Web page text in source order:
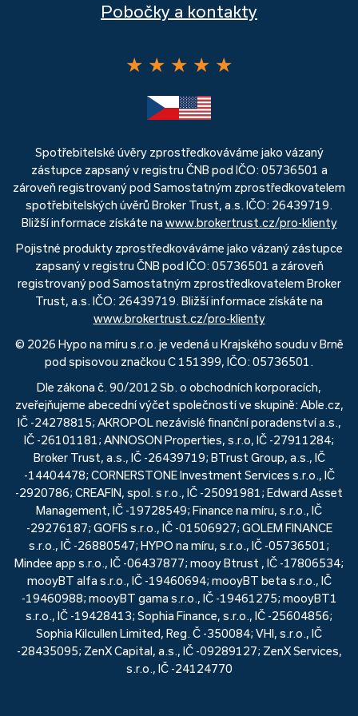
Pobočky a kontakty
★ ★ ★ ★ ★
Spotřebitelské úvěry zprostředkováváme jako vázaný
zástupce zapsaný v registru ČNB pod IČO: 05736501 a
zároveň registrovaný pod Samostatným zprostředkovatelem
spotřebitelských úvěrů Broker Trust, a.s. IČO: 26439719.
Bližší informace získáte na www.brokertrust.cz/pro-klienty
Pojistné produkty zprostředkováváme jako vázaný zástupce
zapsaný v registru ČNB pod IČO: 05736501 a zároveň
registrovaný pod Samostatným zprostředkovatelem Broker
Trust, a.s. IČO: 26439719. Bližší informace získáte na
www.brokertrust.cz/pro-klienty
© 2026 Hypo na míru s.r.o. je vedená u Krajského soudu v Brně
pod spisovou značkou C 151399, IČO: 05736501.
Dle zákona č. 90/2012 Sb. o obchodních korporacích,
zveřejňujeme abecední výčet společností ve skupině: Able.cz,
IČ -24278815; AKROPOL nezávislé finanční poradenství a.s.,
IČ -26101181; ANNOSON Properties, s.r.o, IČ -27911284;
Broker Trust, a.s., IČ -26439719; BTrust Group, a.s., IČ
-14404478; CORNERSTONE Investment Services s.r.o., IČ
-2920786; CREAFIN, spol. s r.o., IČ -25091981; Edward Asset
Management, IČ -19728549; Finance na míru, s.r.o., IČ
-29276187; GOFIS s.r.o., IČ -01506927; GOLEM FINANCE
s.r.o., IČ -26880547; HYPO na míru, s.r.o., IČ -05736501;
Mindee app s.r.o., IČ -06437877; mooy Btrust , IČ -17806534;
mooyBT alfa s.r.o., IČ -19460694; mooyBT beta s.r.o., IČ
-19460988; mooyBT gama s.r.o., IČ -19461275; mooyBT1
s.r.o., IČ -19428413; Sophia Finance, s.r.o., IČ -25604856;
Sophia Kilcullen Limited, Reg. Č -350084; VHI, s.r.o., IČ
-28435095; ZenX Capital, a.s., IČ -09289127; ZenX Services,
s.r.o., IČ -24124770